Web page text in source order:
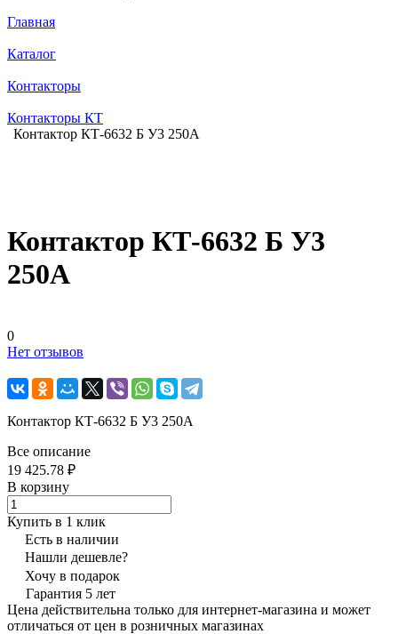
Главная
Каталог
Контакторы
Контакторы КТ
Контактор КТ-6632 Б У3 250А
Контактор КТ-6632 Б У3
250А
0
Нет отзывов
Контактор КТ-6632 Б У3 250А
Все описание
19 425.78 ₽
В корзину
Купить в 1 клик
Есть в наличии
Нашли дешевле?
Хочу в подарок
Гарантия 5 лет
Цена действительна только для интернет-магазина и может
отличаться от цен в розничных магазинах